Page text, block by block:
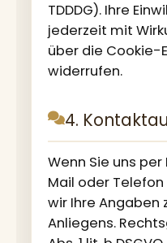
TDDDG). Ihre
jederzeit mit
über die Cookie-
widerrufen.
4.
Wenn Sie uns
Mail oder
wir Ihre Angaben
Anliegens.